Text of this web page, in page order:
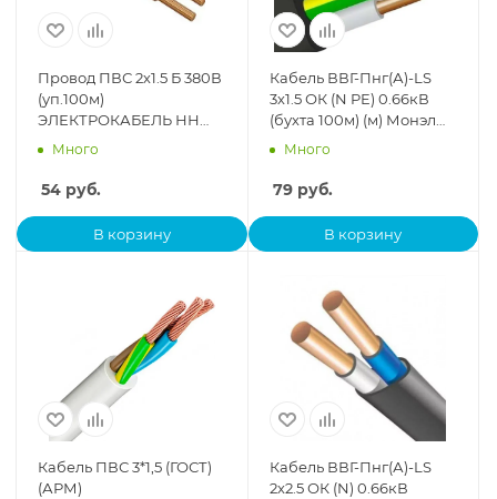
Провод ПВС 2х1.5 Б 380В
(уп.100м)
ЭЛЕКТРОКАБЕЛЬ НН
4656756600269
Много
54 руб.
В корзину
Кабель ВВГ-Пнг(А)-LS
3х1.5 ОК (N PE) 0.66кВ
(бухта 100м) (м) Монэл
020410300
Много
79руб.
В корзину
Кабель ПВС 3*1,5 (ГОСТ)
(АРМ)
Кабель ВВГ-Пнг(А)-LS
2х2.5 ОК (N) 0.66кВ